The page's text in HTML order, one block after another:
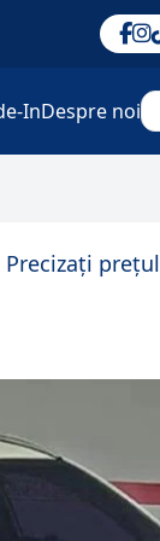
InDespre noi
Precizați